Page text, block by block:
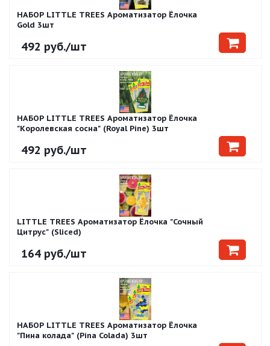
НАБОР LITTLE TREES Ароматизатор Ёлочка
Gold 3шт
492 руб./шт
НАБОР LITTLE TREES Ароматизатор Ёлочка
"Королевская сосна" (Royal Pine) 3шт
492 руб./шт
LITTLE TREES Ароматизатор Ёлочка "Сочный
Цитрус" (Sliced)
164 руб./шт
НАБОР LITTLE TREES Ароматизатор Ёлочка
"Пина колада" (Pina Colada) 3шт